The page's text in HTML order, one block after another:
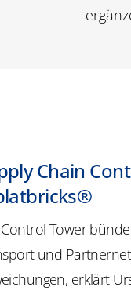
Chain
Tower
und
erklärt